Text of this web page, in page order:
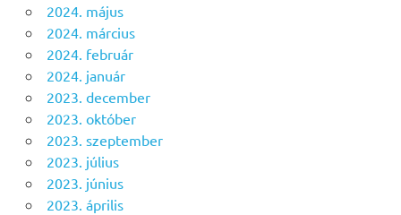
2024. május
2024. március
2024. február
2024. január
2023. december
2023. október
2023. szeptember
2023. július
2023. június
2023. április